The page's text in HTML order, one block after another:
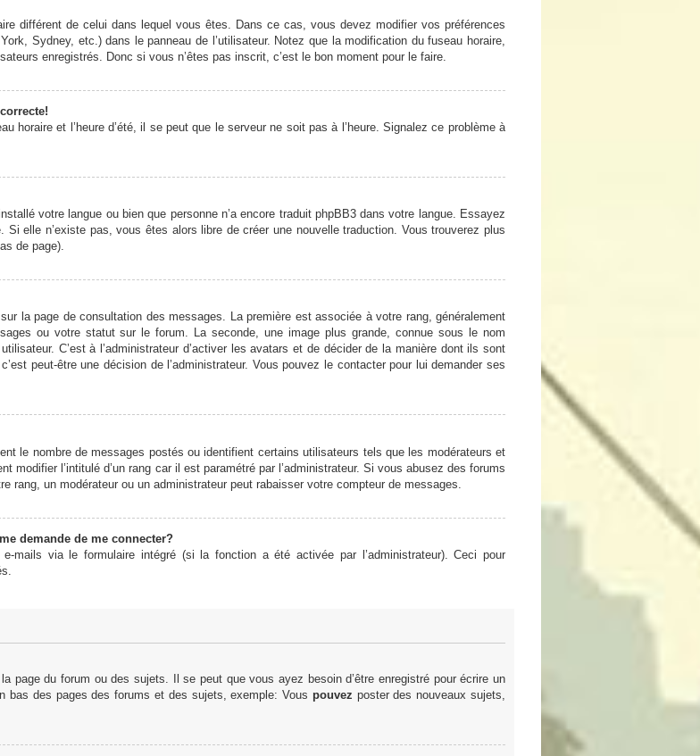
différent de celui dans lequel vous êtes. Dans ce cas, vous devez modifier vos préférences
Sydney, etc.) dans le panneau de l’utilisateur. Notez que la modification du fuseau horaire,
enregistrés. Donc si vous n’êtes pas inscrit, c’est le bon moment pour le faire.
horaire et l’heure d’été, il se peut que le serveur ne soit pas à l’heure. Signalez ce problème à
votre langue ou bien que personne n’a encore traduit phpBB3 dans votre langue. Essayez
Si elle n’existe pas, vous êtes alors libre de créer une nouvelle traduction. Vous trouverez plus
de page).
la page de consultation des messages. La première est associée à votre rang, généralement
ou votre statut sur le forum. La seconde, une image plus grande, connue sous le nom
C’est à l’administrateur d’activer les avatars et de décider de la manière dont ils sont
peut-être une décision de l’administrateur. Vous pouvez le contacter pour lui demander ses
le nombre de messages postés ou identifient certains utilisateurs tels que les modérateurs et
modifier l’intitulé d’un rang car il est paramétré par l’administrateur. Si vous abusez des forums
rang, un modérateur ou un administrateur peut rabaisser votre compteur de messages.
demande de me connecter?
mails via le formulaire intégré (si la fonction a été activée par l’administrateur). Ceci pour
page du forum ou des sujets. Il se peut que vous ayez besoin d’être enregistré pour écrire un
bas des pages des forums et des sujets, exemple: Vous pouvez poster des nouveaux sujets,